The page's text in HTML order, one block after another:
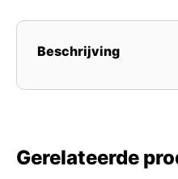
Beschrijving
Gerelateerde